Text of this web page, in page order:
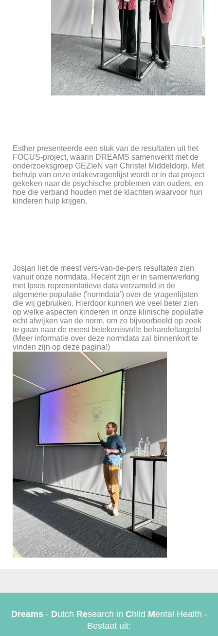
Esther presenteerde een stuk van de resultaten uit het
FOCUS-project, waarin DREAMS samenwerkt met de
onderzoeksgroep GEZIeN van Christel Middeldorp. Met
behulp van onze intakevragenlijst wordt er in dat project
gekeken naar de psychische problemen van ouders, en
hoe die verband houden met de klachten waarvoor hun
kinderen hulp krijgen.
Josjan liet de meest vers-van-de-pers resultaten zien
vanuit onze normdata. Recent zijn er in samenwerking
met Ipsos representatieve data verzameld in de
algemene populatie ('normdata’) over de vragenlijsten
die wij gebruiken. Hierdoor kunnen we veel beter zien
op welke aspecten kinderen in onze klinische populatie
echt afwijken van de norm, om zo bijvoorbeeld op zoek
te gaan naar de meest betekenisvolle behandeltargets!
(Meer informatie over deze normdata zal binnenkort te
vinden zijn op deze pagina!)
Dreams - Dutch Research in Child Mental Health -
Bestaat uit: